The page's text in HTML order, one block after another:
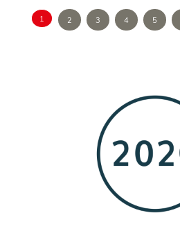
1 2 3 4 5